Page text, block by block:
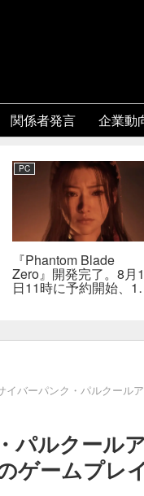
関係者発言 企業動
PC
『Phantom Blade
Zero』開発完了。8月
日11時に予約開始、
イバーパンク・パルクール
パルクール
ゲームプレ